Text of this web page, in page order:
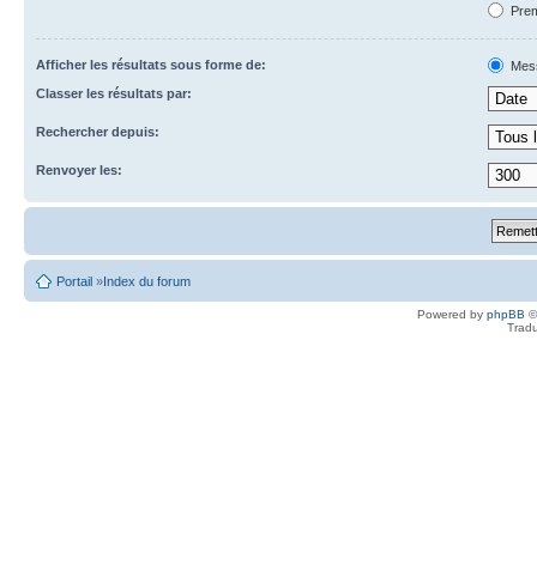
Afficher les résultats sous forme de:
Classer les résultats par:
Rechercher depuis:
Renvoyer les:
Portail »Index du forum
Powered by phpBB